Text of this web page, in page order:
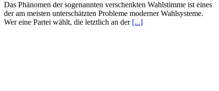
Das Phänomen der sogenannten verschenkten Wahlstimme ist eines
der am meisten unterschätzten Probleme moderner Wahlsysteme.
Wer eine Partei wählt, die letztlich an der [...]